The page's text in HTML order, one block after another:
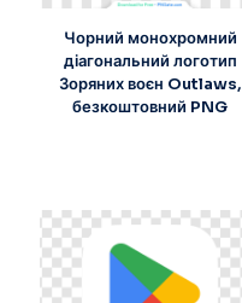
Чорний монохромний
діагональний логотип
Зоряних воєн Outlaws,
безкоштовний PNG